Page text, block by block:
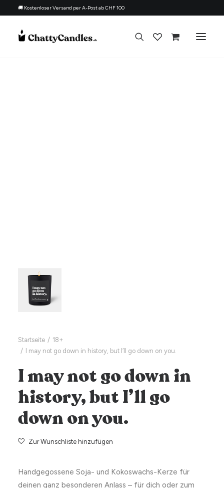
🚚 Kostenloser Versand per A-Post ab CHF 100
Startseite
18+
I may not go down in history, but I’ll go down on you.
I may not go down in
history, but I’ll go
down on you.
Zur Wunschliste hinzufügen
Handgegossene Soja- und Kokoswachs-Kerze für
deinen ganz besonderen Anlass – für dich oder zum